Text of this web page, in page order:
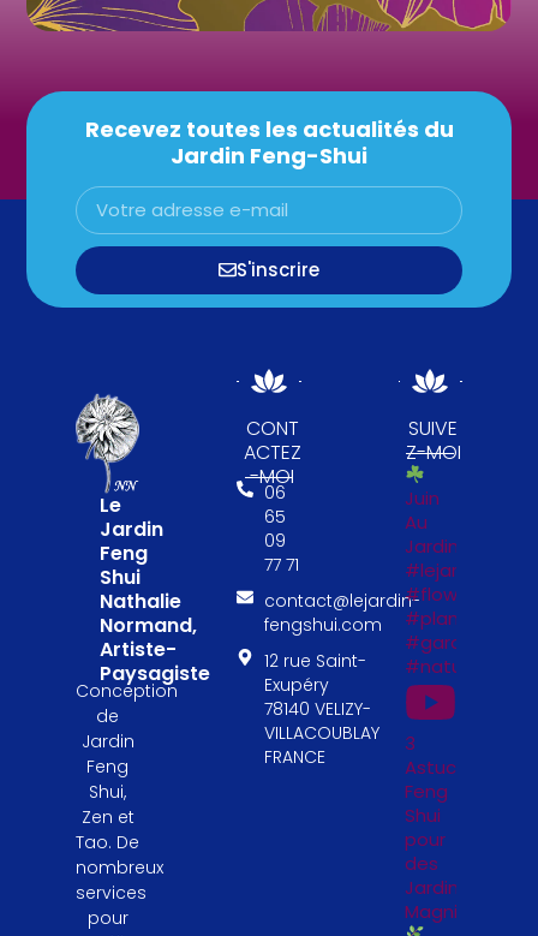
Recevez toutes les actualités du
Jardin Feng-Shui
S'inscrire
Le
Jardin
Feng
Shui
Nathalie
Normand,
Artiste-
Paysagiste
Conception
de
Jardin
Feng
Shui,
Zen et
Tao. De
nombreux
services
pour
CONT
ACTEZ
-MOI
06
65
09
77 71
contact@lejardin-
fengshui.com
12 rue Saint-
Exupéry
78140 VELIZY-
VILLACOUBLAY
FRANCE
SUIVE
Z-MOI
Juin
Au
Jardin
#flowers
#garden
#naturelovers
3
Astuces
Feng
Shui
pour
des
Jardinières
Magnifiques